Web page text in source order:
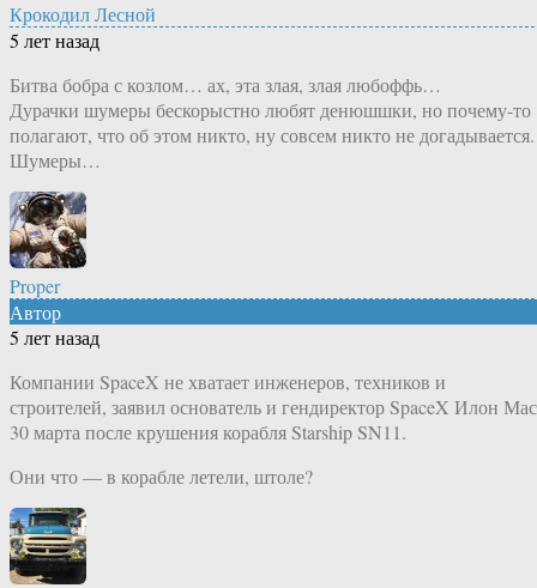
Крокодил Лесной
5 лет назад
Битва бобра с козлом… ах, эта злая, злая любоффь…
Дурачки шумеры бескорыстно любят денюшшки, но почему-то
полагают, что об этом никто, ну совсем никто не догадывается.
Шумеры…
Proper
Автор
5 лет назад
Компании SpaceX не хватает инженеров, техников и
строителей, заявил основатель и гендиректор SpaceX Илон
30 марта после крушения корабля Starship SN11.
Они что — в корабле летели, штоле?